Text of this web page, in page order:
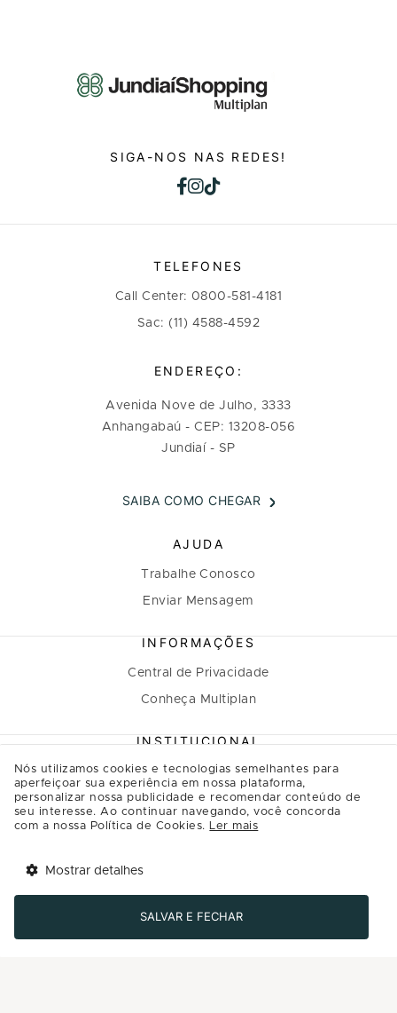
SIGA-NOS NAS REDES!
TELEFONES
Call Center: 0800-581-4181
Sac: (11) 4588-4592
ENDEREÇO:
Avenida Nove de Julho, 3333
Anhangabaú - CEP: 13208-056
Jundiaí - SP
SAIBA COMO CHEGAR
AJUDA
Trabalhe Conosco
Enviar Mensagem
INFORMAÇÕES
Central de Privacidade
Conheça Multiplan
INSTITUCIONAL
A Multiplan
Inovação
Sustentabilidade
Nós utilizamos cookies e tecnologias semelhantes para
aperfeiçoar sua experiência em nossa plataforma,
personalizar nossa publicidade e recomendar conteúdo de
seu interesse. Ao continuar navegando, você concorda
com a nossa Política de Cookies. Ler mais
Mostrar detalhes
SALVAR E FECHAR
Baixe agora o app Multi
Abrir